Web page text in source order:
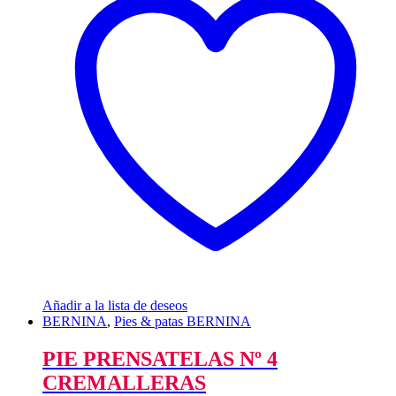
Añadir a la lista de deseos
BERNINA, Pies & patas BERNINA
PIE PRENSATELAS Nº 4
CREMALLERAS